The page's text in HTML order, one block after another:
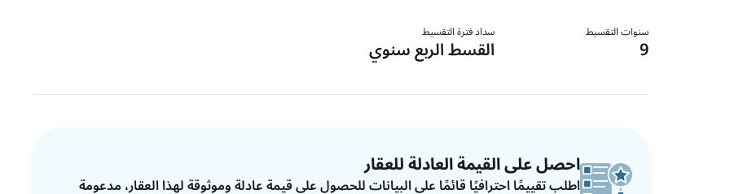
سنوات التقسيط
9
سداد فترة التقسيط
القسط الربع سنوي
احصل على القيمة العادلة للعقار
اطلب تقييمًا احترافيًا قائمًا على البيانات للحصول على قيمة عادلة وموثوقة لهذا العقار، مدعومة